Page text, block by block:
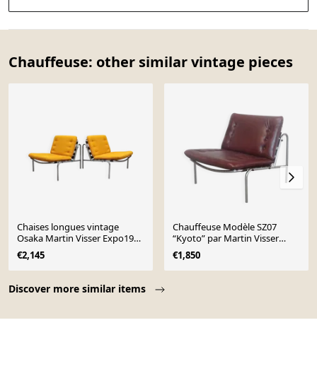
Chauffeuse: other similar vintage pieces
Discover more similar items
Chaises longues vintage
Osaka Martin Visser Expo1970
Japon 't Spectrum
€2,145
Chauffeuse Modèle SZ07
“Kyoto” par Martin Visser
pour Spectrum
€1,850